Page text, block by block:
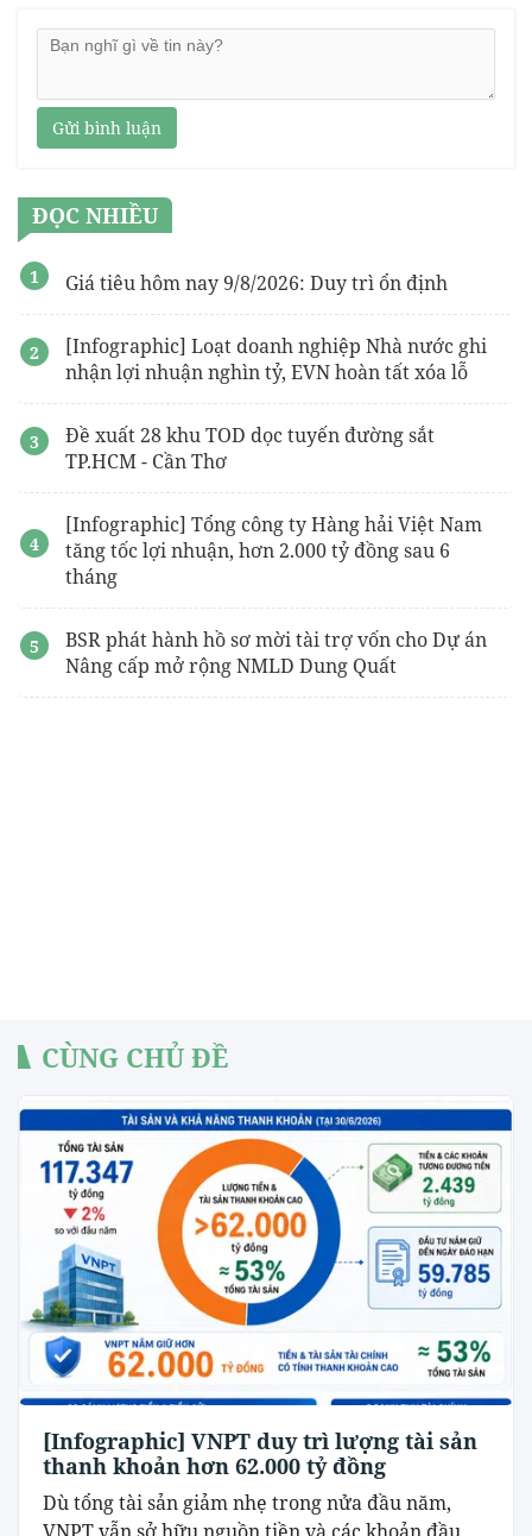
Gửi bình luận
ĐỌC NHIỀU
Giá tiêu hôm nay 9/8/2026: Duy trì ổn định
[Infographic] Loạt doanh nghiệp Nhà nước ghi
nhận lợi nhuận nghìn tỷ, EVN hoàn tất xóa lỗ
Đề xuất 28 khu TOD dọc tuyến đường sắt
TP.HCM - Cần Thơ
[Infographic] Tổng công ty Hàng hải Việt Nam
tăng tốc lợi nhuận, hơn 2.000 tỷ đồng sau 6
tháng
BSR phát hành hồ sơ mời tài trợ vốn cho Dự án
Nâng cấp mở rộng NMLD Dung Quất
CÙNG CHỦ ĐỀ
[Infographic] VNPT duy trì lượng tài sản
thanh khoản hơn 62.000 tỷ đồng
Dù tổng tài sản giảm nhẹ trong nửa đầu năm,
VNPT vẫn sở hữu nguồn tiền và các khoản đầu...